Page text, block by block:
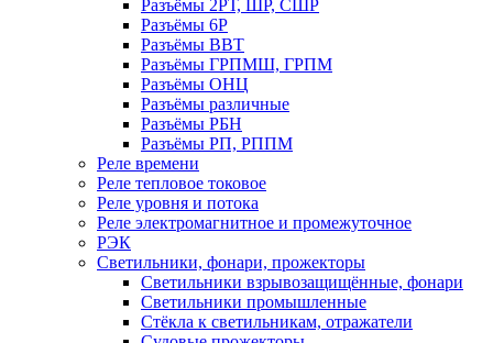
Разъёмы 2РТ, ШР, СШР
Разъёмы 6Р
Разъёмы ВВТ
Разъёмы ГРПМШ, ГРПМ
Разъёмы ОНЦ
Разъёмы различные
Разъёмы РБН
Разъёмы РП, РППМ
Реле времени
Реле тепловое токовое
Реле уровня и потока
Реле электромагнитное и промежуточное
РЭК
Светильники, фонари, прожекторы
Светильники взрывозащищённые, фонари
Светильники промышленные
Стёкла к светильникам, отражатели